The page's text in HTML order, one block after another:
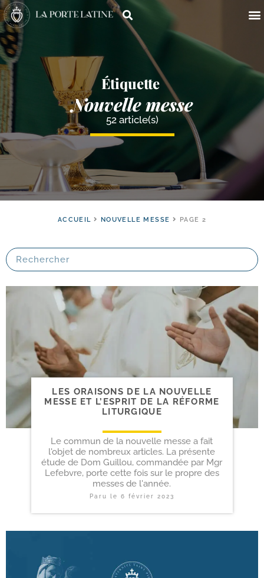
Étiquette
Nouvelle messe
52 article(s)
ACCUEIL NOUVELLE MESSE PAGE 2
LES ORAISONS DE LA NOUVELLE
MESSE ET L’ESPRIT DE LA RÉFORME
LITURGIQUE
Le commun de la nouvelle messe a fait
l'objet de nombreux articles. La présente
étude de Dom Guillou, commandée par Mgr
Lefebvre, porte cette fois sur le propre des
messes de l'année.
Paru le 6 février 2023